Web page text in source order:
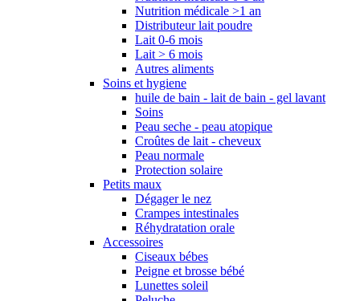
Nutrition médicale >1 an
Distributeur lait poudre
Lait 0-6 mois
Lait > 6 mois
Autres aliments
Soins et hygiene
huile de bain - lait de bain - gel lavant
Soins
Peau seche - peau atopique
Croûtes de lait - cheveux
Peau normale
Protection solaire
Petits maux
Dégager le nez
Crampes intestinales
Réhydratation orale
Accessoires
Ciseaux bébes
Peigne et brosse bébé
Lunettes soleil